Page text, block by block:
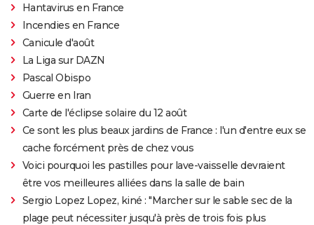
Hantavirus en France
Incendies en France
Canicule d'août
La Liga sur DAZN
Pascal Obispo
Guerre en Iran
Carte de l'éclipse solaire du 12 août
Ce sont les plus beaux jardins de France : l'un d'entre eux se
cache forcément près de chez vous
Voici pourquoi les pastilles pour lave-vaisselle devraient
être vos meilleures alliées dans la salle de bain
Sergio Lopez Lopez, kiné : "Marcher sur le sable sec de la
plage peut nécessiter jusqu'à près de trois fois plus